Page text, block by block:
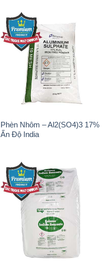
Phèn Nhôm – Al2(SO4)3 17%
Ấn Độ India